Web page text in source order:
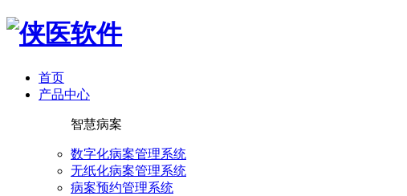
首页
产品中心
智慧病案
数字化病案管理系统
无纸化病案管理系统
病案预约管理系统